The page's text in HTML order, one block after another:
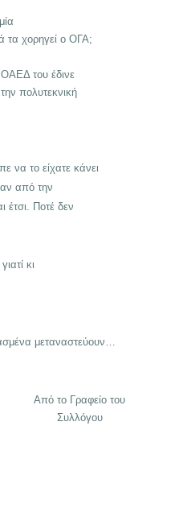
τα χορηγεί ο ΟΓΑ;
του έδινε
πολυτεκνική
να το είχατε κάνει
από την
έτσι. Ποτέ δεν
κι
μεταναστεύουν…
Από το Γραφείο του
Συλλόγου